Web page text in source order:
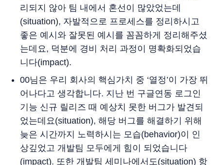
리되지 않아 팀 내에서 혼선이 많았었는데
(situation), 자발적으로 프로세스를 정리하시고
좋은 예시와 잘못된 예시를 꼼꼼하게 정리해주셨
는데요, 덕분에 경비 처리 과정이 명확화되었습
니다(impact).
00님은 우리 회사의 핵심가치 중 ‘열정’이 가장 뛰
어나다고 생각합니다. 지난 번 구글연동 로그인
기능 신규 릴리즈 때 예상치 못한 버그가 발견되
었는데요(situation), 해당 버그를 해결하기 위해
늦은 시간까지 노력하시는 모습(behavior)이 인
상깊었고 개발팀 모두에게 힘이 되었습니다
(impact). 또한 개발팀 세미나에서도(situation) 항